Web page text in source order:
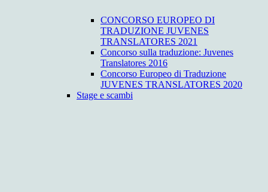
CONCORSO EUROPEO DI
TRADUZIONE JUVENES
TRANSLATORES 2021
Concorso sulla traduzione: Juvenes
Translatores 2016
Concorso Europeo di Traduzione
JUVENES TRANSLATORES 2020
Stage e scambi